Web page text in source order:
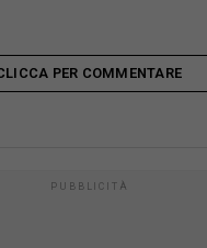
PER COMMENTARE
PUBBLICITÀ